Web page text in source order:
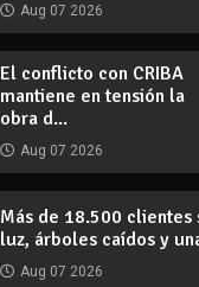
Aug 07 2026
El conflicto con CRIBA
mantiene en tensión la
obra d...
Aug 07 2026
Más de 18.500 clientes
luz, árboles caídos y
Aug 07 2026